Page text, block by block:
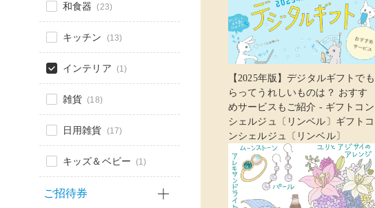
和食器 (23)
キッチン (13)
インテリア (1)
雑貨 (18)
日用雑貨 (17)
キッズ＆ベビー (1)
ご招待券
【2025年版】デジタルギフトでも
らってうれしいものは？ おすす
めサービスもご紹介 - ギフトコン
シェルジュ〔リンベル〕ギフトコ
ンシェルジュ〔リンベル〕